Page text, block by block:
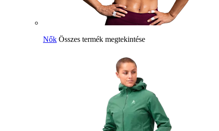
Nők Összes termék megtekintése